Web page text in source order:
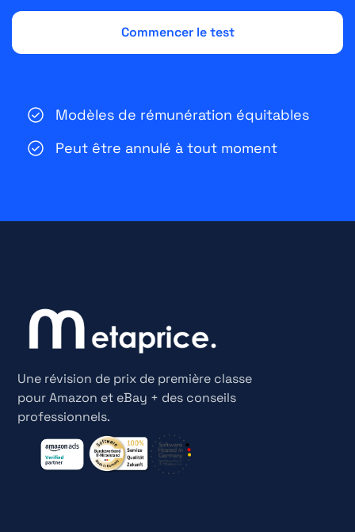
Modèles de rémunération équitables
Peut être annulé à tout moment
Une révision de prix de première classe
pour Amazon et eBay + des conseils
professionnels.